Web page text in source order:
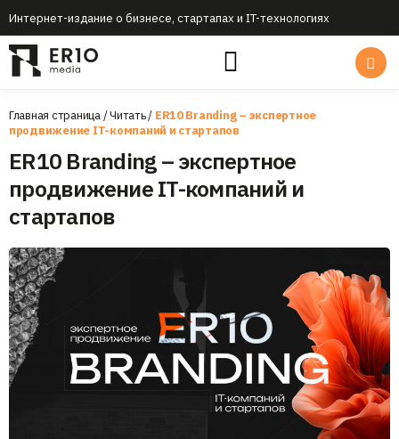
Интернет-издание о бизнесе, стартапах и IT-технологиях
Главная страница/Читать/ ER10 Branding – экспертное
продвижение IT-компаний и стартапов
ER10 Branding – экспертное
продвижение IT-компаний и
стартапов